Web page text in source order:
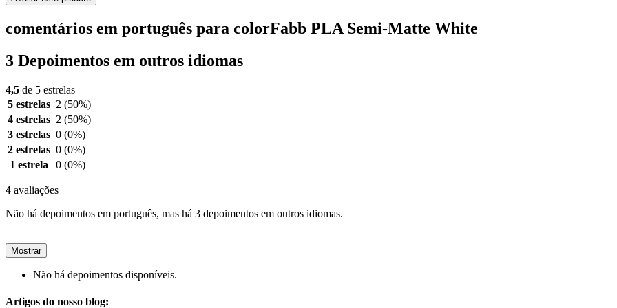
comentários em português para colorFabb PLA Semi-Matte White
3 Depoimentos em outros idiomas
4,5 de 5 estrelas
5 estrelas 2 (50%)
4 estrelas 2 (50%)
3 estrelas 0 (0%)
2 estrelas 0 (0%)
1 estrela
0 (0%)
4 avaliações
Não há depoimentos em português, mas há 3 depoimentos em outros idiomas.
Mostrar
Não há depoimentos disponíveis.
Artigos do nosso blog: